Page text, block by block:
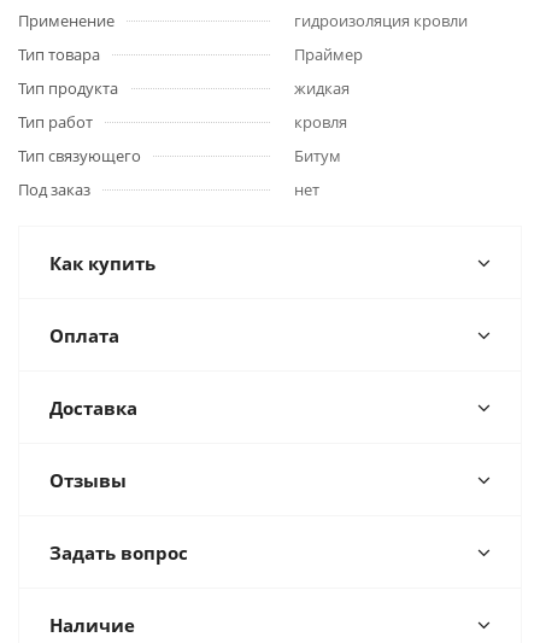
Применение
гидроизоляция кровли
Тип товара
Праймер
Тип продукта
жидкая
Тип работ
кровля
Тип связующего
Битум
Под заказ
нет
Как купить
Оплата
Доставка
Отзывы
Задать вопрос
Наличие